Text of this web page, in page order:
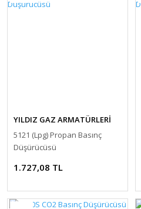
YILDIZ GAZ ARMATÜRLERİ
5121 (Lpg) Propan Basınç
Düşürücüsü
1.727,08 TL